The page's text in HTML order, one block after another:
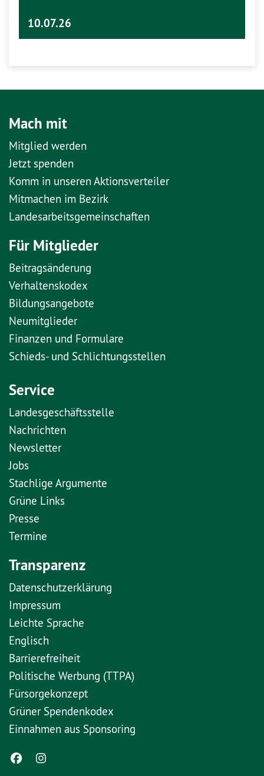
10.07.26
Mach mit
Mitglied werden
Jetzt spenden
Komm in unseren Aktionsverteiler
Mitmachen im Bezirk
Landesarbeitsgemeinschaften
Für Mitglieder
Beitragsänderung
Verhaltenskodex
Bildungsangebote
Neumitglieder
Finanzen und Formulare
Schieds- und Schlichtungsstellen
Service
Landesgeschäftsstelle
Nachrichten
Newsletter
Jobs
Stachlige Argumente
Grüne Links
Presse
Termine
Transparenz
Datenschutzerklärung
Impressum
Leichte Sprache
Englisch
Barrierefreiheit
Politische Werbung (TTPA)
Fürsorgekonzept
Grüner Spendenkodex
Einnahmen aus Sponsoring